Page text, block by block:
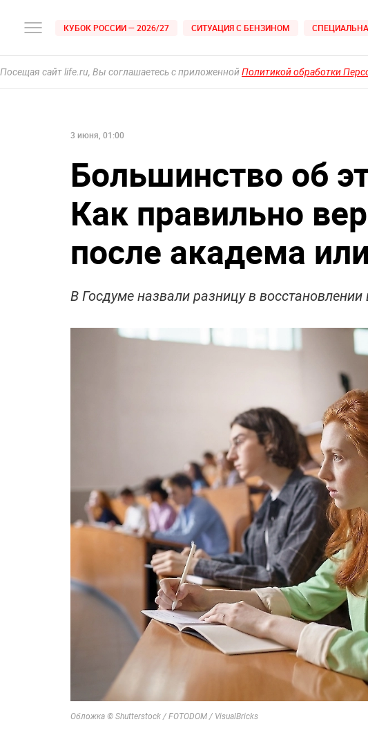
КУБОК РОССИИ — 2026/27 СИТУАЦИЯ С БЕНЗИНОМ
Посещая сайт life.ru, Вы соглашаетесь с приложеннойПолитикой обработки
3 июня, 01:00
Большинство об
Как правильно
после академа
В Госдуме назвали разницу в
Обложка © Shutterstock / FOTODOM / VisualBricks